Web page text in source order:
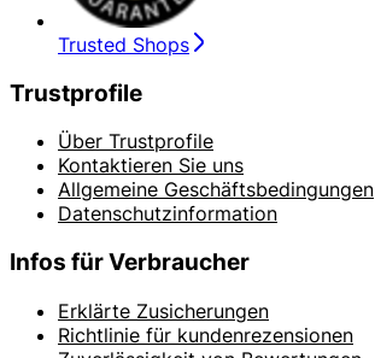
Trusted Shops
Trustprofile
Über Trustprofile
Kontaktieren Sie uns
Allgemeine Geschäftsbedingungen
Datenschutzinformation
Infos für Verbraucher
Erklärte Zusicherungen
Richtlinie für kundenrezensionen